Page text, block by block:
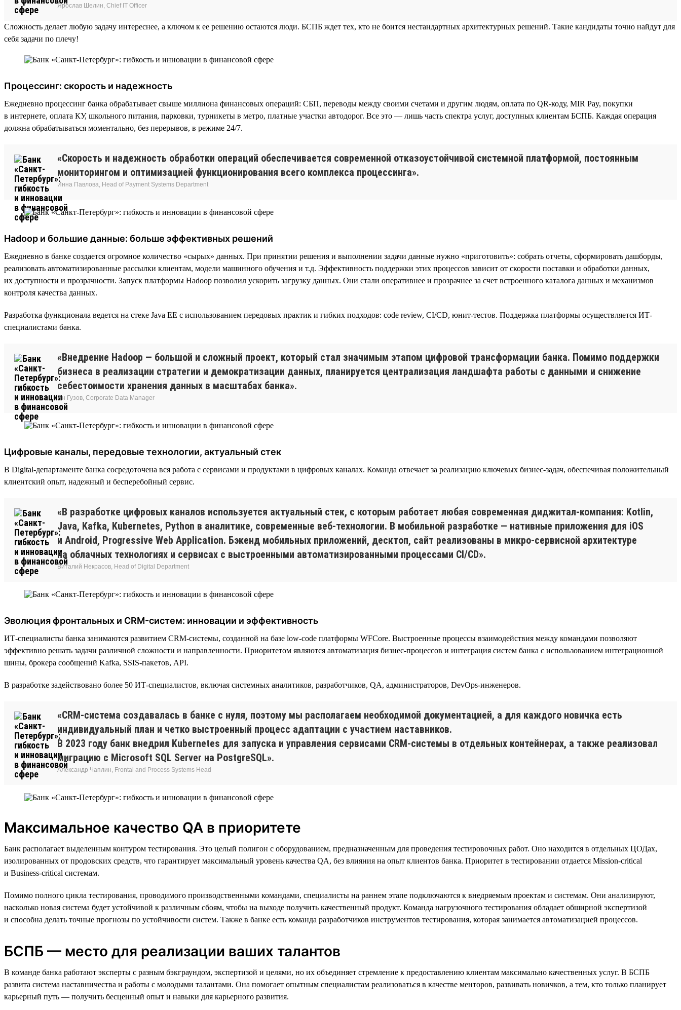
Ярослав Шелин, Chief IT Officer
Сложность делает любую задачу интереснее, а ключом к ее решению остаются люди. БСПБ ждет тех, кто не боится нестандартных архитектурных решений. Такие кандидаты точно найдут для
себя задачи по плечу!
Процессинг: скорость и надежность
Ежедневно процессинг банка обрабатывает свыше миллиона финансовых операций: СБП, переводы между своими счетами и другим людям, оплата по QR-коду, MIR Pay, покупки
в интернете, оплата КУ, школьного питания, парковки, турникеты в метро, платные участки автодорог. Все это — лишь часть спектра услуг, доступных клиентам БСПБ. Каждая операция
должна обрабатываться моментально, без перерывов, в режиме 24/7.
«Скорость и надежность обработки операций обеспечивается современной отказоустойчивой системной платформой, постоянным
мониторингом и оптимизацией функционирования всего комплекса процессинга».
Инна Павлова, Head of Payment Systems Department
Hadoop и большие данные: больше эффективных решений
Ежедневно в банке создается огромное количество «сырых» данных. При принятии решения и выполнении задачи данные нужно «приготовить»: собрать отчеты, сформировать дашборды,
реализовать автоматизированные рассылки клиентам, модели машинного обучения и т.д. Эффективность поддержки этих процессов зависит от скорости поставки и обработки данных,
их доступности и прозрачности. Запуск платформы Hadoop позволил ускорить загрузку данных. Они стали оперативнее и прозрачнее за счет встроенного каталога данных и механизмов
контроля качества данных.
Разработка функционала ведется на стеке Java EE с использованием передовых практик и гибких подходов: code review, CI/CD, юнит-тестов. Поддержка платформы осуществляется ИТ-
специалистами банка.
«Внедрение Hadoop — большой и сложный проект, который стал значимым этапом цифровой трансформации банка. Помимо поддержки
бизнеса в реализации стратегии и демократизации данных, планируется централизация ландшафта работы с данными и снижение
себестоимости хранения данных в масштабах банка».
Ян Гузов, Corporate Data Manager
Цифровые каналы, передовые технологии, актуальный стек
В Digital-департаменте банка сосредоточена вся работа с сервисами и продуктами в цифровых каналах. Команда отвечает за реализацию ключевых бизнес-задач, обеспечивая положительный
клиентский опыт, надежный и бесперебойный сервис.
«В разработке цифровых каналов используется актуальный стек, с которым работает любая современная диджитал-компания: Kotlin,
Java, Kafka, Kubernetes, Python в аналитике, современные веб-технологии. В мобильной разработке — нативные приложения для iOS
и Android, Progressive Web Application. Бэкенд мобильных приложений, десктоп, сайт реализованы в микро-сервисной архитектуре
на облачных технологиях и сервисах с выстроенными автоматизированными процессами CI/CD».
Виталий Некрасов, Head of Digital Department
Эволюция фронтальных и CRM-систем: инновации и эффективность
ИТ-специалисты банка занимаются развитием CRM-системы, созданной на базе low-code платформы WFСore. Выстроенные процессы взаимодействия между командами позволяют
эффективно решать задачи различной сложности и направленности. Приоритетом являются автоматизация бизнес-процессов и интеграция систем банка с использованием интеграционной
шины, брокера сообщений Kafka, SSIS-пакетов, API.
В разработке задействовано более 50 ИТ-специалистов, включая системных аналитиков, разработчиков, QA, администраторов, DevOps-инженеров.
«CRM-система создавалась в банке с нуля, поэтому мы располагаем необходимой документацией, а для каждого новичка есть
индивидуальный план и четко выстроенный процесс адаптации с участием наставников.
В 2023 году банк внедрил Kubernetes для запуска и управления сервисами CRM-системы в отдельных контейнерах, а также реализовал
миграцию с Microsoft SQL Server на PostgreSQL».
Александр Чаплин, Frontal and Process Systems Head
Максимальное качество QA в приоритете
Банк располагает выделенным контуром тестирования. Это целый полигон с оборудованием, предназначенным для проведения тестировочных работ. Оно находится в отдельных ЦОДах,
изолированных от продовских средств, что гарантирует максимальный уровень качества QA, без влияния на опыт клиентов банка. Приоритет в тестировании отдается Mission-critical
и Business-critical системам.
Помимо полного цикла тестирования, проводимого производственными командами, специалисты на раннем этапе подключаются к внедряемым проектам и системам. Они анализируют,
насколько новая система будет устойчивой к различным сбоям, чтобы на выходе получить качественный продукт. Команда нагрузочного тестирования обладает обширной экспертизой
и способна делать точные прогнозы по устойчивости систем. Также в банке есть команда разработчиков инструментов тестирования, которая занимается автоматизацией процессов.
БСПБ — место для реализации ваших талантов
В команде банка работают эксперты с разным бэкграундом, экспертизой и целями, но их объединяет стремление к предоставлению клиентам максимально качественных услуг. В БСПБ
развита система наставничества и работы с молодыми талантами. Она помогает опытным специалистам реализоваться в качестве менторов, развивать новичков, а тем, кто только планирует
карьерный путь — получить бесценный опыт и навыки для карьерного развития.